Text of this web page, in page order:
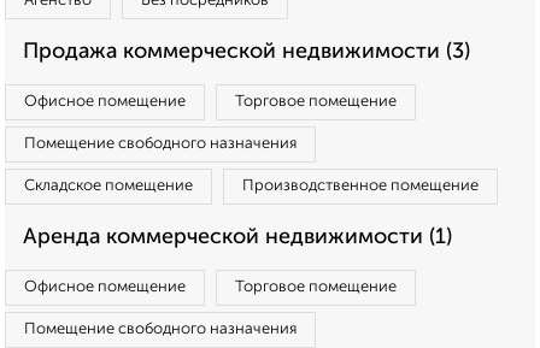
Продажа коммерческой недвижимости (3)
Офисное помещение Торговое помещение
Помещение свободного назначения
Складское помещение Производственное помещение
Аренда коммерческой недвижимости (1)
Офисное помещение Торговое помещение
Помещение свободного назначения